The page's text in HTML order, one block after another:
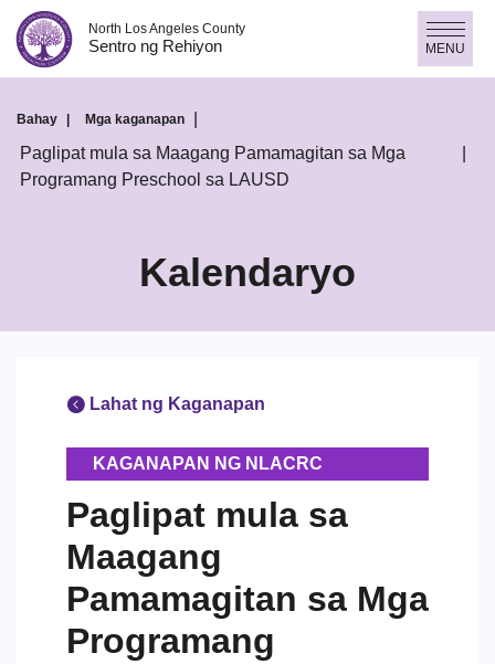
Laktawan
ang
nilalaman
North Los Angeles County
Sentro ng Rehiyon MENU
Bahay Mga kaganapan
Paglipat mula sa Maagang Pamamagitan sa Mga
Programang Preschool sa LAUSD
Kalendaryo
Lahat ng Kaganapan
KAGANAPAN NG NLACRC
Paglipat mula sa
Maagang
Pamamagitan sa Mga
Programang